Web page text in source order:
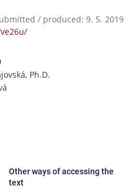
/ produced: 9. 5. 2019
Ph.D.
Other ways of accessing the
text